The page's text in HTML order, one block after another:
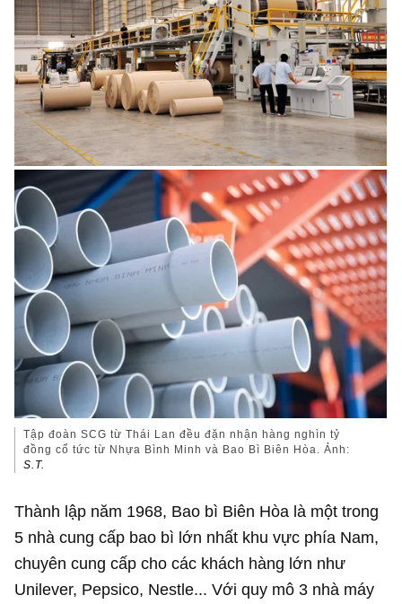
Tập đoàn SCG từ Thái Lan đều đặn nhận hàng nghìn tỷ
đồng cổ tức từ Nhựa Bình Minh và Bao Bì Biên Hòa. Ảnh:
S.T.
Thành lập năm 1968, Bao bì Biên Hòa là một trong
5 nhà cung cấp bao bì lớn nhất khu vực phía Nam,
chuyên cung cấp cho các khách hàng lớn như
Unilever, Pepsico, Nestle... Với quy mô 3 nhà máy